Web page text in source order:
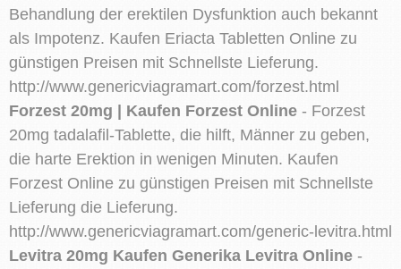
Behandlung der erektilen Dysfunktion auch bekannt
als Impotenz. Kaufen Eriacta Tabletten Online zu
günstigen Preisen mit Schnellste Lieferung.
http://www.genericviagramart.com/forzest.html
Forzest 20mg | Kaufen Forzest Online - Forzest
20mg tadalafil-Tablette, die hilft, Männer zu geben,
die harte Erektion in wenigen Minuten. Kaufen
Forzest Online zu günstigen Preisen mit Schnellste
Lieferung die Lieferung.
http://www.genericviagramart.com/generic-levitra.html
Levitra 20mg Kaufen Generika Levitra Online -